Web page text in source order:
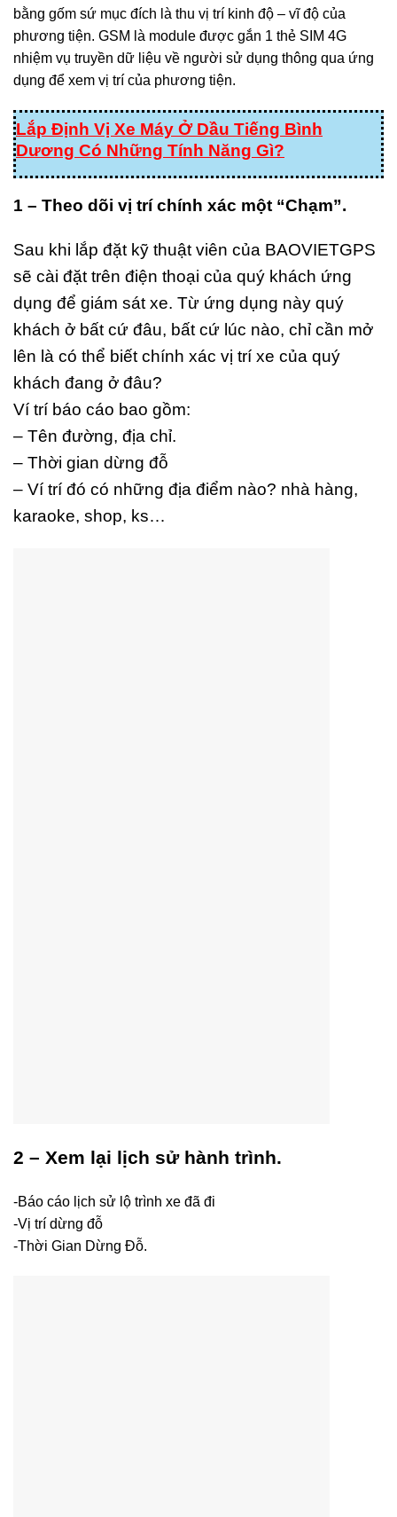
bằng gốm sứ mục đích là thu vị trí kinh độ – vĩ độ của
phương tiện. GSM là module được gắn 1 thẻ SIM 4G
nhiệm vụ truyền dữ liệu về người sử dụng thông qua ứng
dụng để xem vị trí của phương tiện.
Lắp Định Vị Xe Máy Ở Dầu Tiếng Bình
Dương Có Những Tính Năng Gì?
1 – Theo dõi vị trí chính xác một “Chạm”.
Sau khi lắp đặt kỹ thuật viên của BAOVIETGPS
sẽ cài đặt trên điện thoại của quý khách ứng
dụng để giám sát xe. Từ ứng dụng này quý
khách ở bất cứ đâu, bất cứ lúc nào, chỉ cần mở
lên là có thể biết chính xác vị trí xe của quý
khách đang ở đâu?
Ví trí báo cáo bao gồm:
– Tên đường, địa chỉ.
– Thời gian dừng đỗ
– Ví trí đó có những địa điểm nào? nhà hàng,
karaoke, shop, ks…
2 – Xem lại lịch sử hành trình.
-Báo cáo lịch sử lộ trình xe đã đi
-Vị trí dừng đỗ
-Thời Gian Dừng Đỗ.